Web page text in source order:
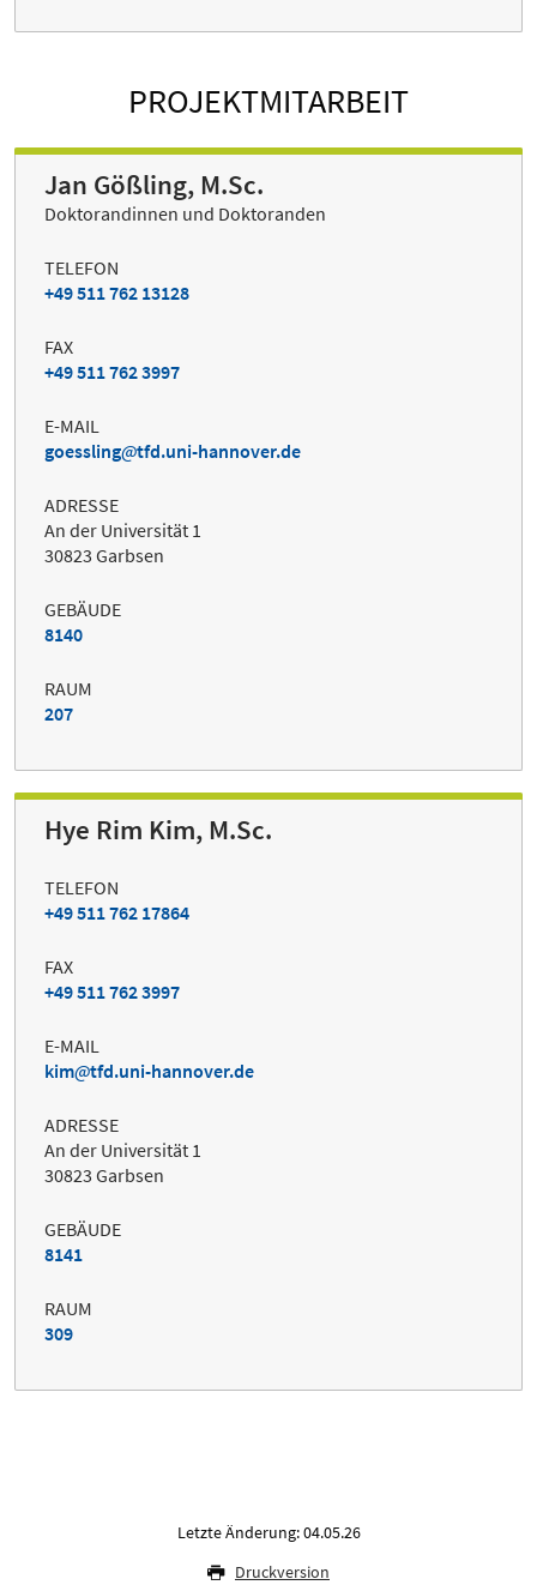
PROJEKTMITARBEIT
Jan Gößling, M.Sc.
Doktorandinnen und Doktoranden
TELEFON
+49 511 762 13128
FAX
+49 511 762 3997
E-MAIL
goessling
tfd.uni-hannover.de
ADRESSE
An der Universität 1
30823 Garbsen
GEBÄUDE
8140
RAUM
207
Hye Rim Kim, M.Sc.
TELEFON
+49 511 762 17864
FAX
+49 511 762 3997
E-MAIL
kim
tfd.uni-hannover.de
ADRESSE
An der Universität 1
30823 Garbsen
GEBÄUDE
8141
RAUM
309
Letzte Änderung: 04.05.26
Druckversion